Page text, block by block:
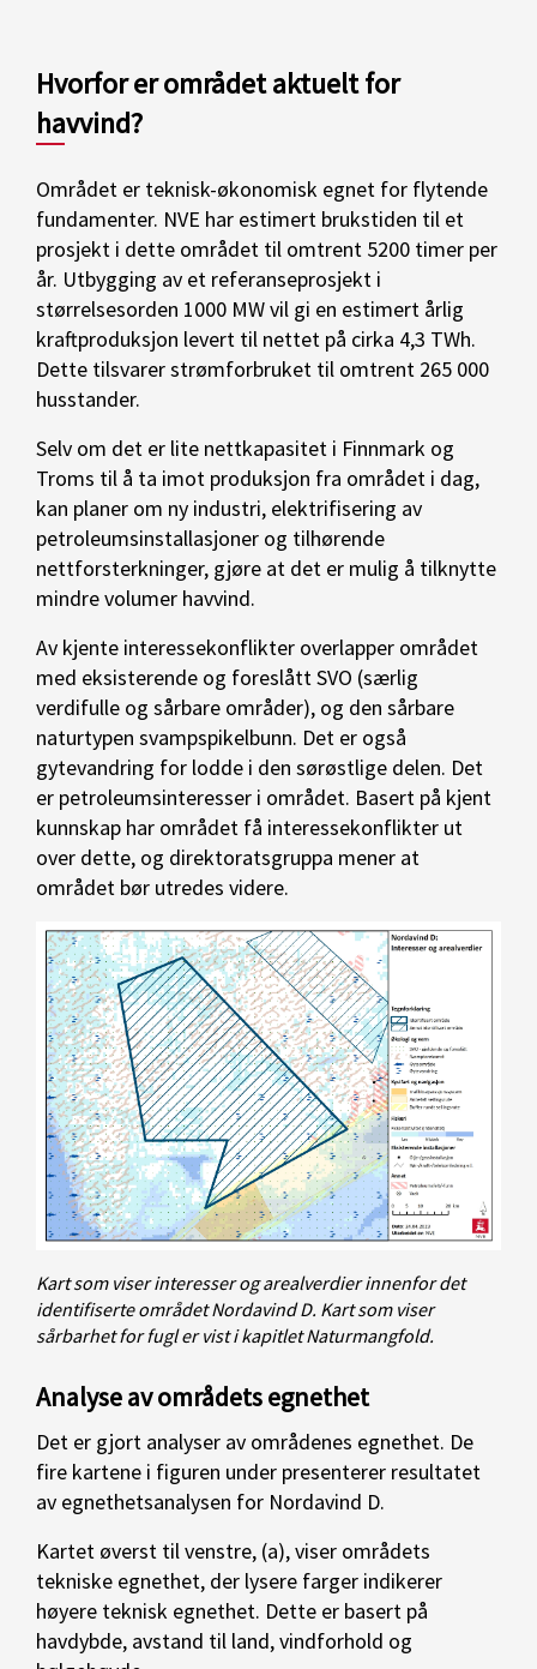
Hvorfor er området aktuelt for
havvind?
Området er teknisk-økonomisk egnet for flytende
fundamenter. NVE har estimert brukstiden til et
prosjekt i dette området til omtrent 5200 timer per
år. Utbygging av et referanseprosjekt i
størrelsesorden 1000 MW vil gi en estimert årlig
kraftproduksjon levert til nettet på cirka 4,3 TWh.
Dette tilsvarer strømforbruket til omtrent 265 000
husstander.
Selv om det er lite nettkapasitet i Finnmark og
Troms til å ta imot produksjon fra området i dag,
kan planer om ny industri, elektrifisering av
petroleumsinstallasjoner og tilhørende
nettforsterkninger, gjøre at det er mulig å tilknytte
mindre volumer havvind.
Av kjente interessekonflikter overlapper området
med eksisterende og foreslått SVO (særlig
verdifulle og sårbare områder), og den sårbare
naturtypen svampspikelbunn. Det er også
gytevandring for lodde i den sørøstlige delen. Det
er petroleumsinteresser i området. Basert på kjent
kunnskap har området få interessekonflikter ut
over dette, og direktoratsgruppa mener at
området bør utredes videre.
Kart som viser interesser og arealverdier innenfor det
identifiserte området Nordavind D. Kart som viser
sårbarhet for fugl er vist i kapitlet Naturmangfold.
Analyse av områdets egnethet
Det er gjort analyser av områdenes egnethet. De
fire kartene i figuren under presenterer resultatet
av egnethetsanalysen for Nordavind D.
Kartet øverst til venstre, (a), viser områdets
tekniske egnethet, der lysere farger indikerer
høyere teknisk egnethet. Dette er basert på
havdybde, avstand til land, vindforhold og